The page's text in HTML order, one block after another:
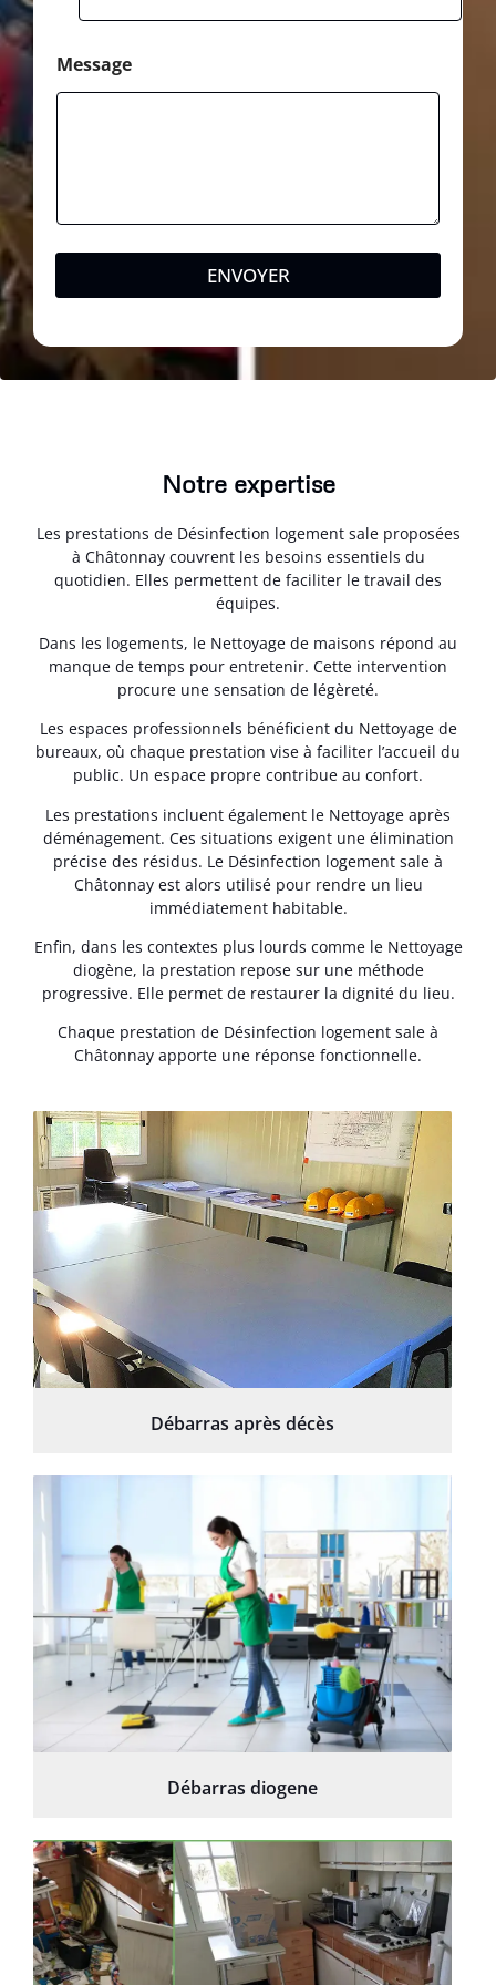
Message
ENVOYER
Notre expertise
Les prestations de Désinfection logement sale proposées
à Châtonnay couvrent les besoins essentiels du
quotidien. Elles permettent de faciliter le travail des
équipes.
Dans les logements, le Nettoyage de maisons répond au
manque de temps pour entretenir. Cette intervention
procure une sensation de légèreté.
Les espaces professionnels bénéficient du Nettoyage de
bureaux, où chaque prestation vise à faciliter l’accueil du
public. Un espace propre contribue au confort.
Les prestations incluent également le Nettoyage après
déménagement. Ces situations exigent une élimination
précise des résidus. Le Désinfection logement sale à
Châtonnay est alors utilisé pour rendre un lieu
immédiatement habitable.
Enfin, dans les contextes plus lourds comme le Nettoyage
diogène, la prestation repose sur une méthode
progressive. Elle permet de restaurer la dignité du lieu.
Chaque prestation de Désinfection logement sale à
Châtonnay apporte une réponse fonctionnelle.
Débarras après décès
Débarras diogene